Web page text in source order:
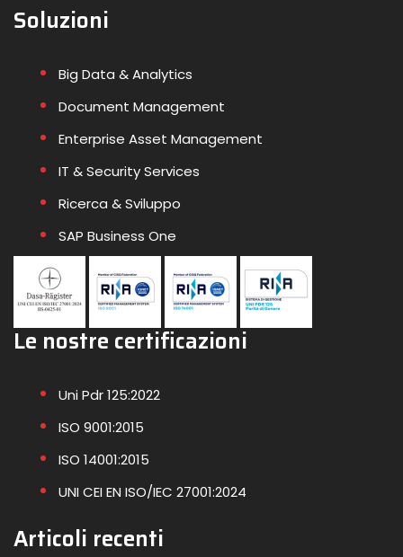
Soluzioni
Big Data & Analytics
Document Management
Enterprise Asset Management
IT & Security Services
Ricerca & Sviluppo
SAP Business One
Le nostre certificazioni
Uni Pdr 125:2022
ISO 9001:2015
ISO 14001:2015
UNI CEI EN ISO/IEC 27001:2024
Articoli recenti